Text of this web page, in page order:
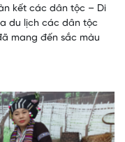
kết các dân tộc – Di
du lịch các dân tộc
mang đến sắc màu